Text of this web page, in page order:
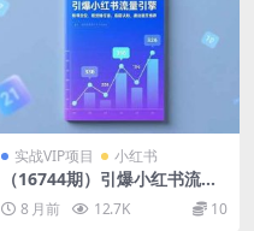
实战VIP项目 小红书
（16744期）引爆小红书流量
引擎，账号定位、视觉锤打
造、底层认知，撬动首页推荐
8 月前 12.7K 10